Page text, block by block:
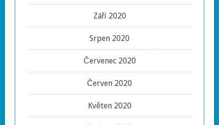
Září 2020
Srpen 2020
Červenec 2020
Červen 2020
Květen 2020